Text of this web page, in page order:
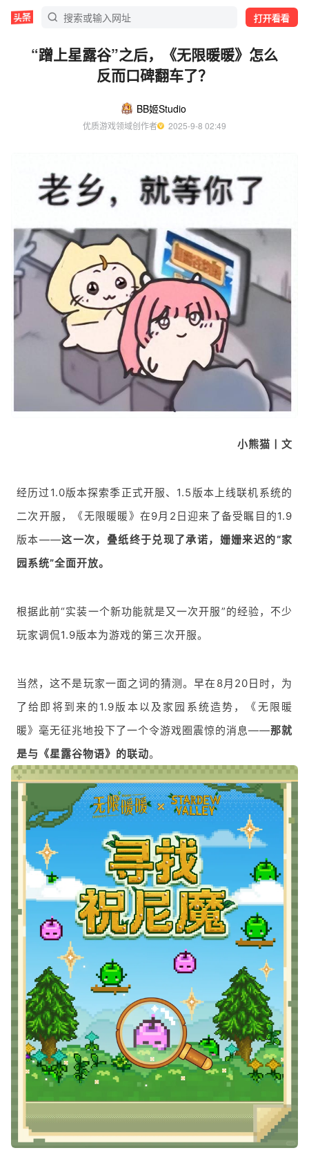
打开看看
“蹭上星露谷”之后，《无限暖暖》怎么
反而口碑翻车了？
BB姬Studio
优质游戏领域创作者
  2025-9-8 02:49
小熊猫丨文
经历过1.0版本探索季正式开服、1.5版本上线联机系统的
二次开服，《无限暖暖》在9月2日迎来了备受瞩目的1.9
版本——这一次，叠纸终于兑现了承诺，姗姗来迟的“家
园系统”全面开放。
根据此前“实装一个新功能就是又一次开服”的经验，不少
玩家调侃1.9版本为游戏的第三次开服。
当然，这不是玩家一面之词的猜测。早在8月20日时，为
了给即将到来的1.9版本以及家园系统造势，《无限暖
暖》毫无征兆地投下了一个令游戏圈震惊的消息——那就
是与《星露谷物语》的联动。